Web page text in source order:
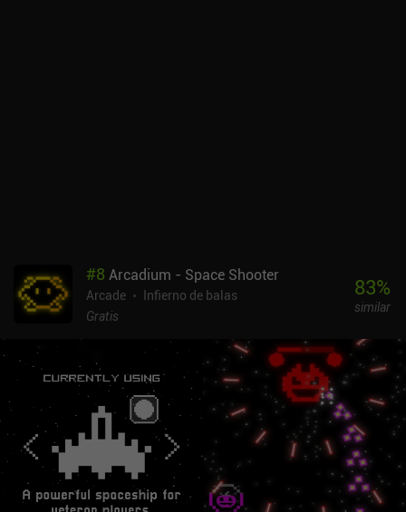
#8 Arcadium - Space Shooter
Arcade
Infierno de balas
Gratis
83%
similar